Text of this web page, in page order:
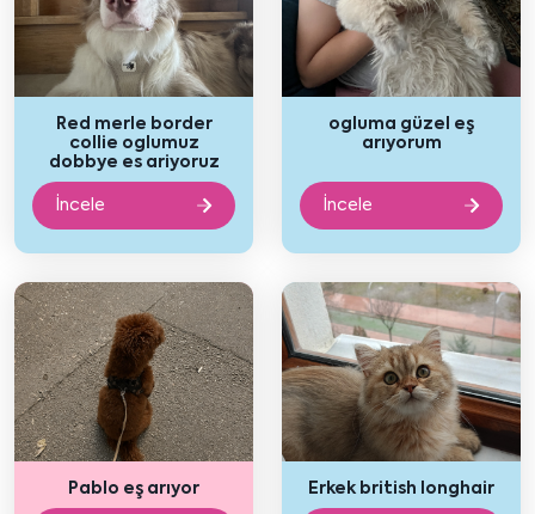
Red merle border
collie oglumuz
dobbye es ariyoruz
İncele
ogluma güzel eş
arıyorum
İncele
Pablo eş arıyor Erkek british longhair